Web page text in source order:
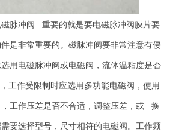
脉冲阀 重要的就是要电磁脉冲阀膜片要
是非常重要的。磁脉冲阀要非常注意有侵
用电磁脉冲阀或电磁阀，流体温粘度是否
工作受限制时应选用多功能电磁阀，使用
工作压差是否不合适，调整压差，或 换
要选择型号，尺寸相符的电磁阀。工作频